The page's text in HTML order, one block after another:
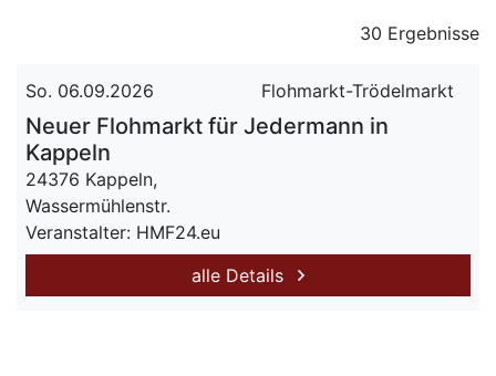
30 Ergebnisse
So. 06.09.2026 Flohmarkt-Trödelmarkt
Neuer Flohmarkt für Jedermann in
Kappeln
24376 Kappeln,
Wassermühlenstr.
Veranstalter: HMF24.eu
alle Details